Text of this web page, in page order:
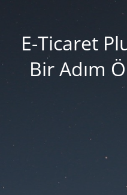
E-Ticaret
Bir Adım